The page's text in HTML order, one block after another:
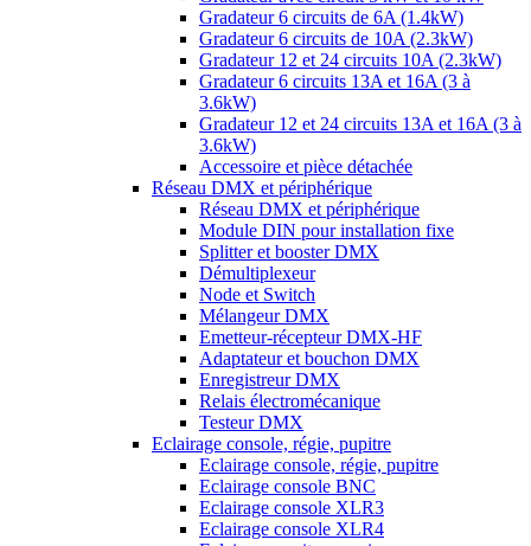
Gradateur 6 circuits de 6A (1.4kW)
Gradateur 6 circuits de 10A (2.3kW)
Gradateur 12 et 24 circuits 10A (2.3kW)
Gradateur 6 circuits 13A et 16A (3 à
3.6kW)
Gradateur 12 et 24 circuits 13A et 16A (3 à
3.6kW)
Accessoire et pièce détachée
Réseau DMX et périphérique
Réseau DMX et périphérique
Module DIN pour installation fixe
Splitter et booster DMX
Démultiplexeur
Node et Switch
Mélangeur DMX
Emetteur-récepteur DMX-HF
Adaptateur et bouchon DMX
Enregistreur DMX
Relais électromécanique
Testeur DMX
Eclairage console, régie, pupitre
Eclairage console, régie, pupitre
Eclairage console BNC
Eclairage console XLR3
Eclairage console XLR4